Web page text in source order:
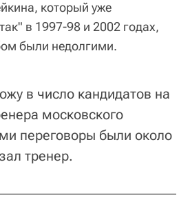
который уже
в 1997-98 и 2002 годах,
были недолгими.
в число кандидатов на
московского
переговоры были около
тренер.